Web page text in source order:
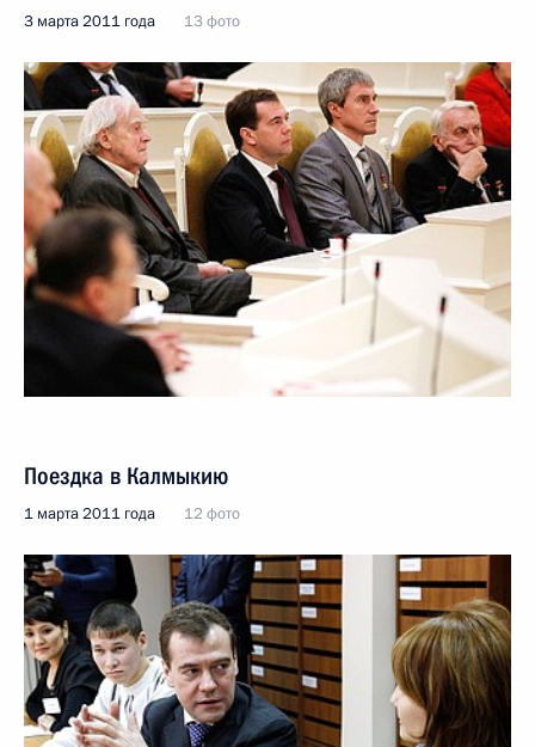
3 марта 2011 года 13 фото
Поездка в Калмыкию
1 марта 2011 года 12 фото